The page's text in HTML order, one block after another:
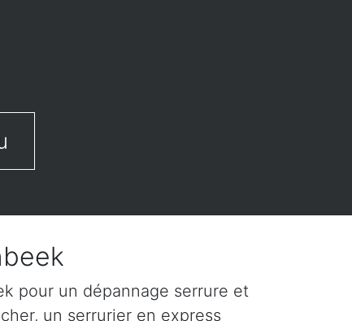
pour un dépannage serrure et
un serrurier en express